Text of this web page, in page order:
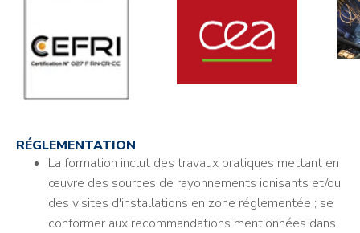
RÉGLEMENTATION
La formation inclut des travaux pratiques mettant en
œuvre des sources de rayonnements ionisants et/ou
des visites d'installations en zone réglementée ; se
conformer aux recommandations mentionnées dans